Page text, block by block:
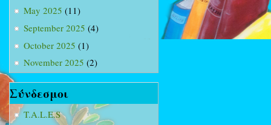
May 2025 (11)
September 2025 (4)
October 2025 (1)
November 2025 (2)
Σύνδεσμοι
T.A.L.E.S